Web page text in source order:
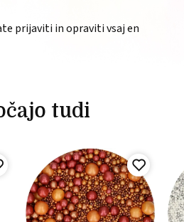
prijaviti in opraviti vsaj en
tudi